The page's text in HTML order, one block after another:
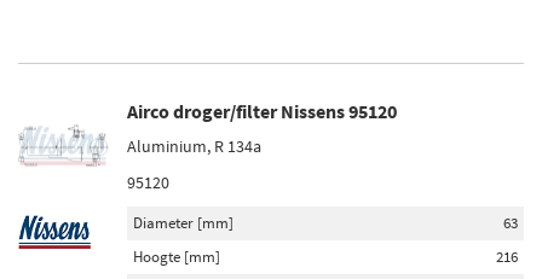
Airco droger/filter Nissens 95120
Aluminium, R 134a
95120
Diameter [mm]
63
Hoogte [mm]
216